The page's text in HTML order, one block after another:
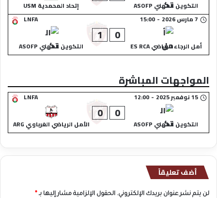
التكوين المهني ASOFP
إتحاد المحمدية USM
LNFA
7 مارس 2026 -
15:00
أمل الرجاء الرياضي ES RCA
0
1
التكوين المهني ASOFP
المواجهات المباشرة
LNFA 15 نوفمبر 2025 -
12:00
التكوين المهني ASOFP
0
0
الأمل الرياضي الغرباوي ARG
أضف تعليقاً
لن يتم نشر عنوان بريدك الإلكتروني. الحقول الإلزامية مشار إليها بـ *